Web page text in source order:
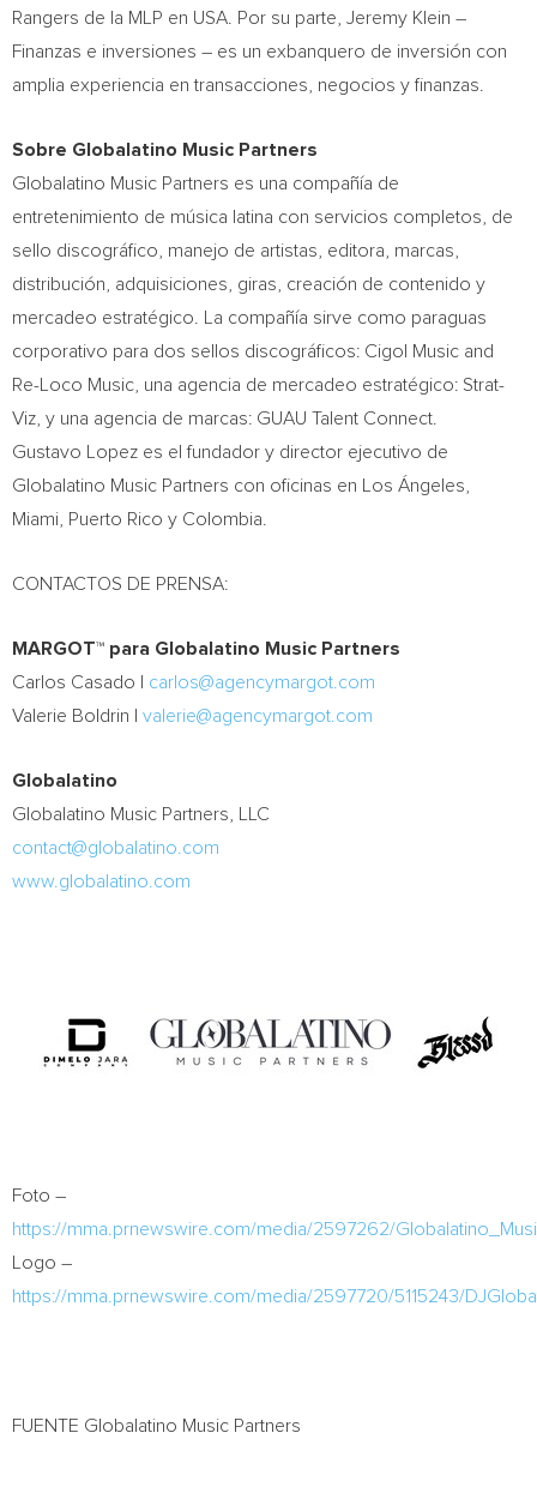
Rangers de la MLP en USA . Por su parte, Jeremy Klein –
Finanzas e inversiones – es un exbanquero de inversión con
amplia experiencia en transacciones, negocios y finanzas.
Sobre Globalatino Music Partners
Globalatino Music Partners es una compañía de
entretenimiento de música latina con servicios completos, de
sello discográfico, manejo de artistas, editora, marcas,
distribución, adquisiciones, giras, creación de contenido y
mercadeo estratégico. La compañía sirve como paraguas
corporativo para dos sellos discográficos: Cigol Music and
Re-Loco Music, una agencia de mercadeo estratégico: Strat-
Viz, y una agencia de marcas: GUAU Talent Connect.
Gustavo Lopez es el fundador y director ejecutivo de
Globalatino Music Partners con oficinas en Los Ángeles,
Miami
Puerto Rico y Colombia
CONTACTOS DE PRENSA:
MARGOT™ para Globalatino Music Partners
Carlos Casado
carlos@agencymargot.com
Valerie Boldrin
valerie@agencymargot.com
Globalatino
Globalatino Music Partners, LLC
contact@globalatino.com
www.globalatino.com
Foto –
https://mma.prnewswire.com/media/2597262/
Logo –
https://mma.prnewswire.com/media/2597720/5115243/
FUENTE Globalatino Music Partners